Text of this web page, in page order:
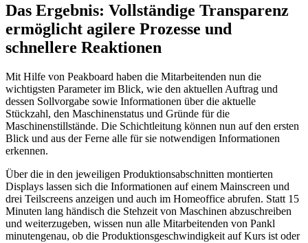
Das Ergebnis: Vollständige Transparenz
ermöglicht agilere Prozesse und
schnellere Reaktionen
Mit Hilfe von Peakboard haben die Mitarbeitenden nun die
wichtigsten Parameter im Blick, wie den aktuellen Auftrag und
dessen Sollvorgabe sowie Informationen über die aktuelle
Stückzahl, den Maschinenstatus und Gründe für die
Maschinenstillstände. Die Schichtleitung können nun auf den ersten
Blick und aus der Ferne alle für sie notwendigen Informationen
erkennen.
Über die in den jeweiligen Produktionsabschnitten montierten
Displays lassen sich die Informationen auf einem Mainscreen und
drei Teilscreens anzeigen und auch im Homeoffice abrufen. Statt 15
Minuten lang händisch die Stehzeit von Maschinen abzuschreiben
und weiterzugeben, wissen nun alle Mitarbeitenden von Pankl
minutengenau, ob die Produktionsgeschwindigkeit auf Kurs ist oder